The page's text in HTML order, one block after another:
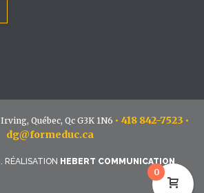
Québec, Qc G3K 1N6 • 418 842-7523 •
dg@formeduc.ca
HEBERT COMMUNICATION
0